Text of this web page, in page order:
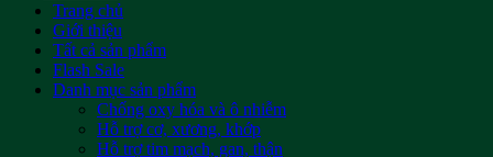
Trang chủ
Giới thiệu
Tất cả sản phẩm
Flash Sale
Danh mục sản phẩm
Chống oxy hóa và ô nhiễm
Hỗ trợ cơ, xương, khớp
Hỗ trợ tim mạch, gan, thận